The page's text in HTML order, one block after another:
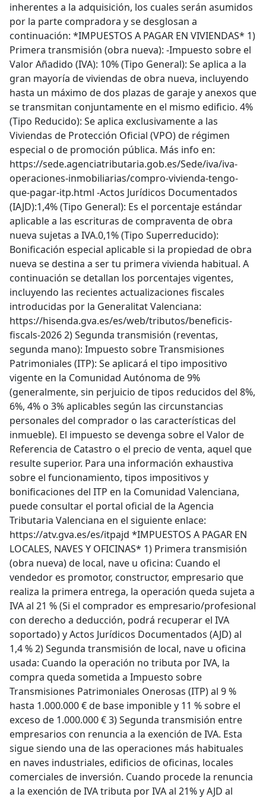
inherentes a la adquisición, los cuales serán asumidos
por la parte compradora y se desglosan a
continuación: *IMPUESTOS A PAGAR EN VIVIENDAS* 1)
Primera transmisión (obra nueva): -Impuesto sobre el
Valor Añadido (IVA): 10% (Tipo General): Se aplica a la
gran mayoría de viviendas de obra nueva, incluyendo
hasta un máximo de dos plazas de garaje y anexos que
se transmitan conjuntamente en el mismo edificio. 4%
(Tipo Reducido): Se aplica exclusivamente a las
Viviendas de Protección Oficial (VPO) de régimen
especial o de promoción pública. Más info en:
https://sede.agenciatributaria.gob.es/Sede/iva/iva-
operaciones-inmobiliarias/compro-vivienda-tengo-
que-pagar-itp.html -Actos Jurídicos Documentados
(IAJD):1,4% (Tipo General): Es el porcentaje estándar
aplicable a las escrituras de compraventa de obra
nueva sujetas a IVA.0,1% (Tipo Superreducido):
Bonificación especial aplicable si la propiedad de obra
nueva se destina a ser tu primera vivienda habitual. A
continuación se detallan los porcentajes vigentes,
incluyendo las recientes actualizaciones fiscales
introducidas por la Generalitat Valenciana:
https://hisenda.gva.es/es/web/tributos/beneficis-
fiscals-2026 2) Segunda transmisión (reventas,
segunda mano): Impuesto sobre Transmisiones
Patrimoniales (ITP): Se aplicará el tipo impositivo
vigente en la Comunidad Autónoma de 9%
(generalmente, sin perjuicio de tipos reducidos del 8%,
6%, 4% o 3% aplicables según las circunstancias
personales del comprador o las características del
inmueble). El impuesto se devenga sobre el Valor de
Referencia de Catastro o el precio de venta, aquel que
resulte superior. Para una información exhaustiva
sobre el funcionamiento, tipos impositivos y
bonificaciones del ITP en la Comunidad Valenciana,
puede consultar el portal oficial de la Agencia
Tributaria Valenciana en el siguiente enlace:
https://atv.gva.es/es/itpajd *IMPUESTOS A PAGAR EN
LOCALES, NAVES Y OFICINAS* 1) Primera transmisión
(obra nueva) de local, nave u oficina: Cuando el
vendedor es promotor, constructor, empresario que
realiza la primera entrega, la operación queda sujeta a
IVA al 21 % (Si el comprador es empresario/profesional
con derecho a deducción, podrá recuperar el IVA
soportado) y Actos Jurídicos Documentados (AJD) al
1,4 % 2) Segunda transmisión de local, nave u oficina
usada: Cuando la operación no tributa por IVA, la
compra queda sometida a Impuesto sobre
Transmisiones Patrimoniales Onerosas (ITP) al 9 %
hasta 1.000.000 € de base imponible y 11 % sobre el
exceso de 1.000.000 € 3) Segunda transmisión entre
empresarios con renuncia a la exención de IVA. Esta
sigue siendo una de las operaciones más habituales
en naves industriales, edificios de oficinas, locales
comerciales de inversión. Cuando procede la renuncia
a la exención de IVA tributa por IVA al 21% y AJD al